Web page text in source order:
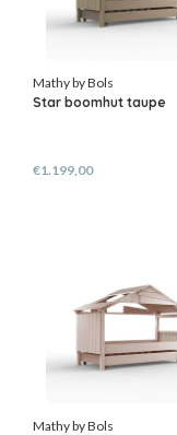
Mathy by Bols
Star boomhut taupe
€1.199,00
Mathy by Bols